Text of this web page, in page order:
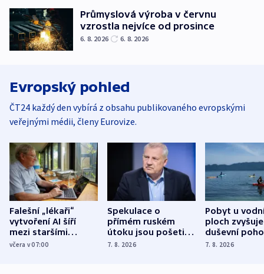
Průmyslová výroba v červnu
vzrostla nejvíce od prosince
6. 8. 2026 6. 8. 2026
Evropský pohled
ČT24 každý den vybírá z obsahu publikovaného evropskými
veřejnými médii, členy Eurovize.
Falešní „lékaři“
vytvoření AI šíří
mezi staršími
Poláky nebezpečné
včera v 07:00
Spekulace o
přímém ruském
útoku jsou pošetilé,
míní estonský
7. 8. 2026
Pobyt u
ploch zvyšuje
duševní
ukázala
7. 8. 2026